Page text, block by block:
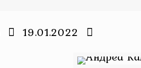
19.01.2022